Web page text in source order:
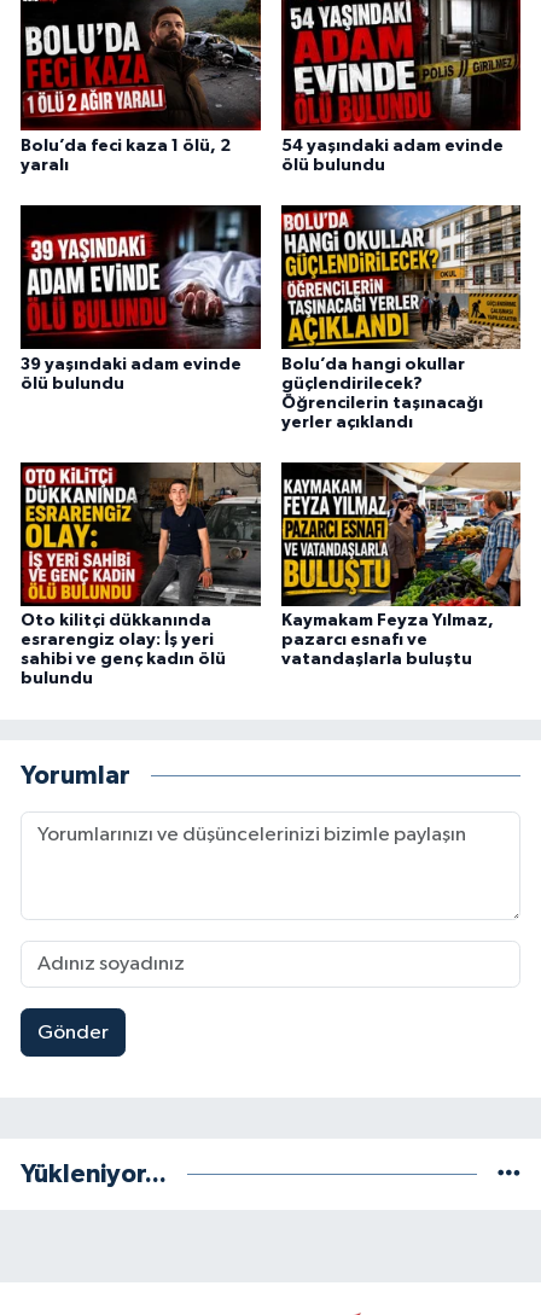
Bolu’da feci kaza 1 ölü, 2
yaralı
54 yaşındaki adam evinde
ölü bulundu
39 yaşındaki adam evinde
ölü bulundu
Bolu’da hangi okullar
güçlendirilecek?
Öğrencilerin taşınacağı
yerler açıklandı
Oto kilitçi dükkanında
esrarengiz olay: İş yeri
sahibi ve genç kadın ölü
bulundu
Kaymakam Feyza Yılmaz,
pazarcı esnafı ve
vatandaşlarla buluştu
Yorumlar
Gönder
Yükleniyor...